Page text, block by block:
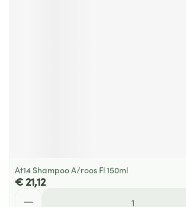
At14 Shampoo A/roos Fl 150ml
€ 21,12